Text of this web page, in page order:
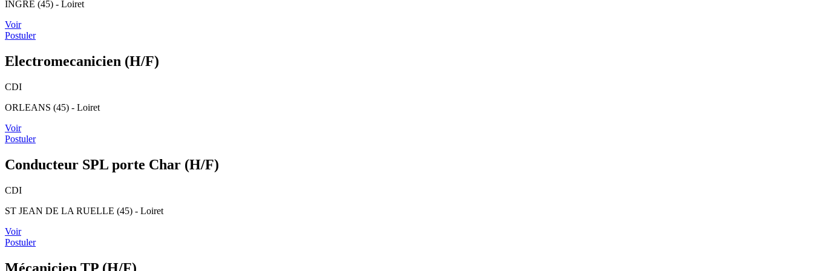
INGRE (45) - Loiret
Voir
Postuler
Electromecanicien (H/F)
CDI
ORLEANS (45) - Loiret
Voir
Postuler
Conducteur SPL porte Char (H/F)
CDI
ST JEAN DE LA RUELLE (45) - Loiret
Voir
Postuler
Mécanicien TP (H/F)